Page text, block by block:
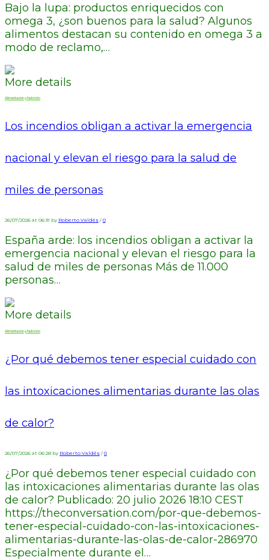
Bajo la lupa: productos enriquecidos con
omega 3, ¿son buenos para la salud? Algunos
alimentos destacan su contenido en omega 3 a
modo de reclamo,…
More details
Alimentación y Nutrición
Los incendios obligan a activar la emergencia
nacional y elevan el riesgo para la salud de
miles de personas
26/07/2026 at 06:31 by Roberto Valdés / 0
España arde: los incendios obligan a activar la
emergencia nacional y elevan el riesgo para la
salud de miles de personas Más de 11.000
personas…
More details
Alimentación y Nutrición
¿Por qué debemos tener especial cuidado con
las intoxicaciones alimentarias durante las olas
de calor?
26/07/2026 at 06:28 by Roberto Valdés / 0
¿Por qué debemos tener especial cuidado con
las intoxicaciones alimentarias durante las olas
de calor? Publicado: 20 julio 2026 18:10 CEST
https://theconversation.com/por-que-debemos-
tener-especial-cuidado-con-las-intoxicaciones-
alimentarias-durante-las-olas-de-calor-286970
Especialmente durante el…